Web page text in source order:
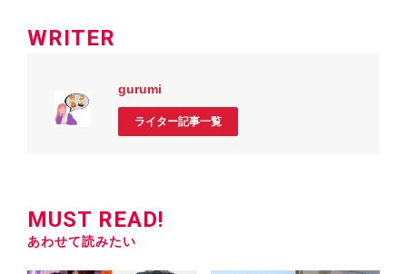
WRITER
gurumi
ライター記事一覧
MUST READ!
あわせて読みたい